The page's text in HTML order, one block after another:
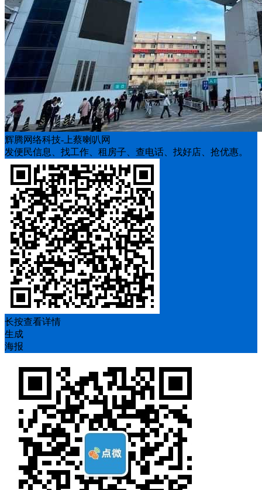
辉腾网络科技-上蔡喇叭网
发便民信息、找工作、租房子、查电话、找好店、抢优惠。
长按查看详情
生成
海报